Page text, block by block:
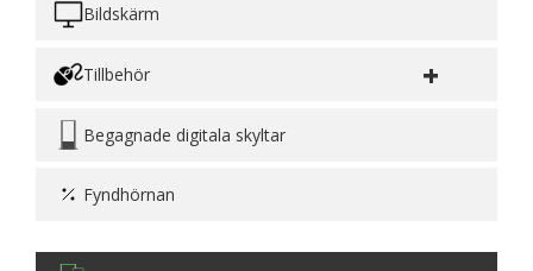
Bildskärm
Tillbehör +
Begagnade digitala skyltar
Fyndhörnan